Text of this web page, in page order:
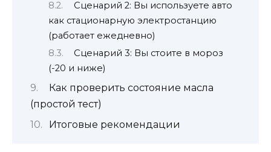
Сценарий 2: Вы используете авто
как стационарную электростанцию
(работает ежедневно)
Сценарий 3: Вы стоите в мороз
(-20 и ниже)
Как проверить состояние масла
(простой тест)
Итоговые рекомендации